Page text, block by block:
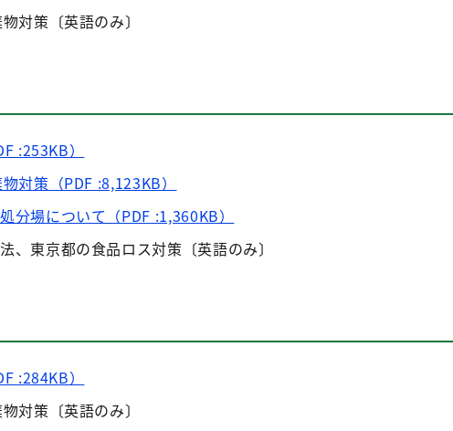
対策〔英語のみ〕
:253KB）
対策（PDF :8,123KB）
分場について（PDF :1,360KB）
、東京都の食品ロス対策〔英語のみ〕
:284KB）
対策〔英語のみ〕